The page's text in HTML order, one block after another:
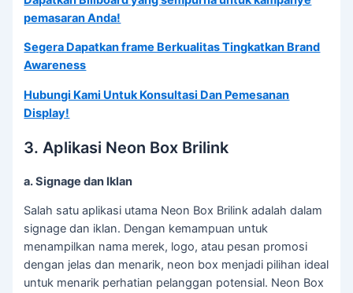
pemasaran Anda!
Segera Dapatkan frame Berkualitas Tingkatkan Brand
Awareness
Hubungi Kami Untuk Konsultasi Dan Pemesanan
Display!
3. Aplikasi Neon Box Brilink
a. Signage dan Iklan
Salah satu aplikasi utama Neon Box Brilink adalah dalam
signage dan iklan. Dengan kemampuan untuk
menampilkan nama merek, logo, atau pesan promosi
dengan jelas dan menarik, neon box menjadi pilihan ideal
untuk menarik perhatian pelanggan potensial. Neon Box